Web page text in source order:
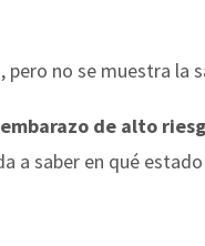
no se muestra la
de alto
a saber en qué